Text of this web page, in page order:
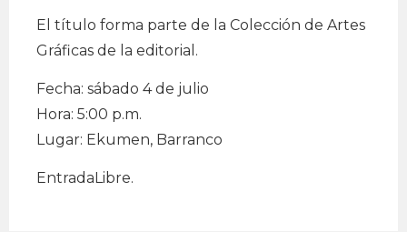
El título forma parte de la Colección de Artes
Gráficas de la editorial.
Fecha: sábado 4 de julio
Hora: 5:00 p.m.
Lugar: Ekumen, Barranco
EntradaLibre.